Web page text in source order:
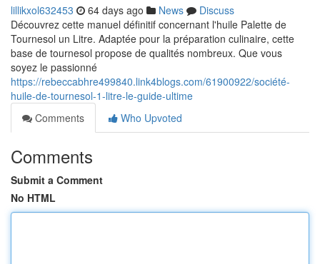
lillikxol632453 64 days ago News
Discuss
Découvrez cette manuel définitif concernant l'huile Palette de
Tournesol un Litre. Adaptée pour la préparation culinaire, cette
base de tournesol propose de qualités nombreux. Que vous
soyez le passionné
https://rebeccabhre499840.link4blogs.com/61900922/société-
huile-de-tournesol-1-litre-le-guide-ultime
Comments
Who Upvoted
Comments
Submit a Comment
No HTML